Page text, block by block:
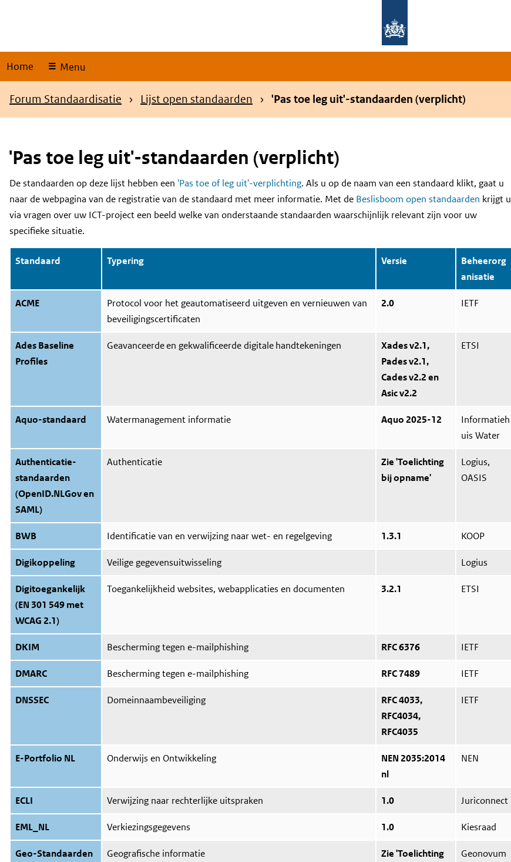
Home Menu
Kruimelpad
Forum Standaardisatie Lijst open standaarden 'Pas toe leg uit'-standaarden (verplicht)
'Pas toe leg uit'-standaarden (verplicht)
Content
De standaarden op deze lijst hebben een 'Pas toe of leg uit'-verplichting. Als u op de naam van een standaard klikt, gaat u
naar de webpagina van de registratie van de standaard met meer informatie. Met de Beslisboom open standaarden krijgt u
via vragen over uw ICT-project een beeld welke van onderstaande standaarden waarschijnlijk relevant zijn voor uw
specifieke situatie.
Standaard Typering Versie
Beheerorg
anisatie
ACME
Protocol voor het geautomatiseerd uitgeven en vernieuwen van
beveiligingscertificaten
2.0 IETF
Ades Baseline
Profiles
Geavanceerde en gekwalificeerde digitale handtekeningen
Xades v2.1,
Pades v2.1,
Cades v2.2 en
Asic v2.2
ETSI
Aquo-standaard Watermanagement informatie Aquo 2025-12
Informatieh
uis Water
Authenticatie-
standaarden
(OpenID.NLGov en
SAML)
Authenticatie
Zie 'Toelichting
bij opname'
Logius,
OASIS
BWB Identificatie van en verwijzing naar wet- en regelgeving 1.3.1 KOOP
Digikoppeling Veilige gegevensuitwisseling Logius
Digitoegankelijk
(EN 301 549 met
WCAG 2.1)
Toegankelijkheid websites, webapplicaties en documenten 3.2.1 ETSI
DKIM Bescherming tegen e-mailphishing RFC 6376 IETF
DMARC Bescherming tegen e-mailphishing RFC 7489 IETF
DNSSEC Domeinnaambeveiliging
RFC 4033,
RFC4034,
RFC4035
IETF
E-Portfolio NL Onderwijs en Ontwikkeling
NEN 2035:2014
nl
NEN
ECLI Verwijzing naar rechterlijke uitspraken 1.0 Juriconnect
EML_NL Verkiezingsgegevens 1.0 Kiesraad
Geo-Standaarden Geografische informatie
Zie 'Toelichting
Geonovum